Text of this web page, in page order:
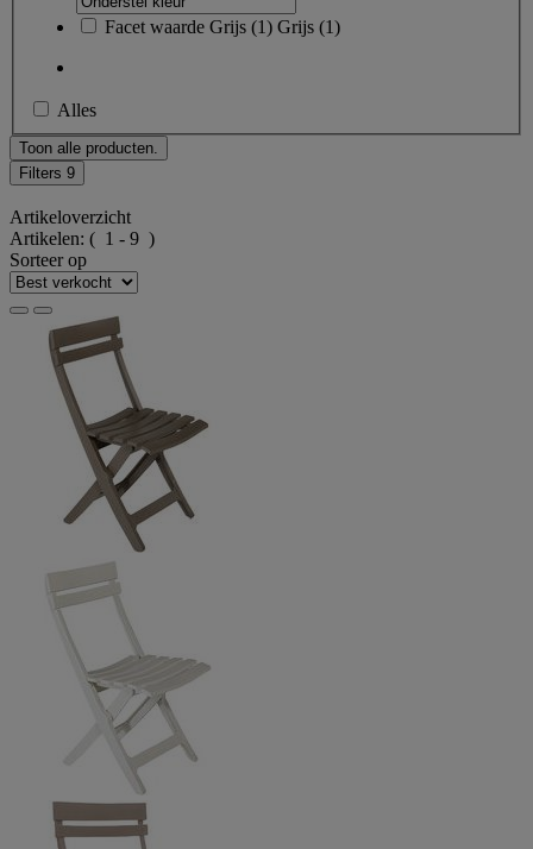
Facet waarde Grijs (1) Grijs (1)
Alles
Toon alle producten.
Filters 9
Artikeloverzicht
Artikelen: ( 1 - 9 )
Sorteer op